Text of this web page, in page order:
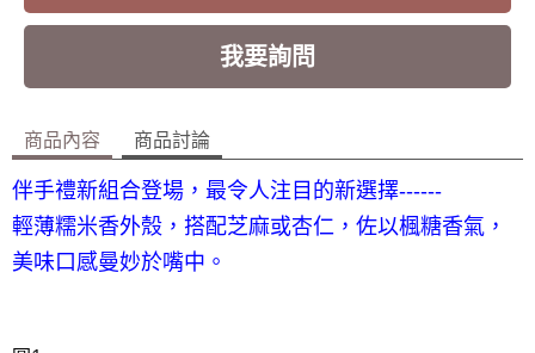
我要詢問
商品內容 商品討論
伴手禮新組合登場，最令人注目的新選擇‑‑‑‑‑‑
輕薄糯米香外殼，搭配芝麻或杏仁，佐以楓糖香氣，
美味口感曼妙於嘴中。